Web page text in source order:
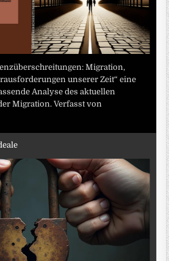
Migration,
unserer Zeit“ eine
Analyse des aktuellen
Migration. Verfasst von